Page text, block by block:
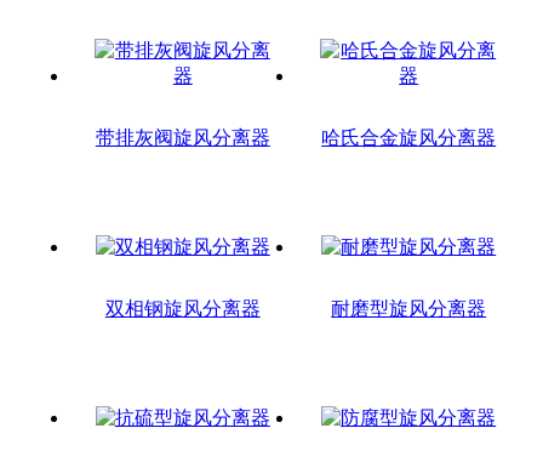
带排灰阀旋风分离器 哈氏合金旋风分离器
双相钢旋风分离器 耐磨型旋风分离器